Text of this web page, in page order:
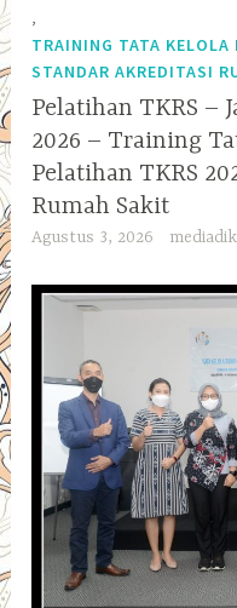
TRAINING TATA
STANDAR AKREDITASI
Pelatihan TKRS –
2026 – Training
Pelatihan TKRS
Rumah Sakit
Agustus 3, 2026